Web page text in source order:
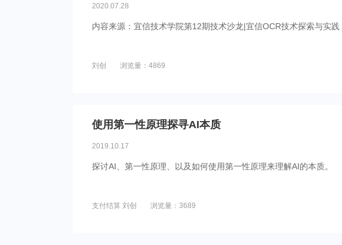
2020.07.28
内容来源：宜信技术学院第12期技术沙龙|宜信OCR技术探索与实践
刘创 浏览量：4869
使用第一性原理探寻AI本质
2019.10.17
探讨AI、第一性原理、以及如何使用第一性原理来理解AI的本质。
支付结算 刘创 浏览量：3689